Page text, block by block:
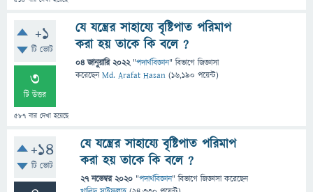
+1
টি ভোট
3
টি উত্তর
587 বার দেখা হয়েছে
যে যন্ত্রের সাহায্যে বৃষ্টিপাত পরিমাপ
করা হয় তাকে কি বলে ?
04 জানুয়ারি 2022 "পদার্থবিজ্ঞান" বিভাগে জিজ্ঞাসা
করেছেনMd. Arafat Hasan (16,190 পয়েন্ট)
+14
টি ভোট
যে যন্ত্রের সাহায্যে বৃষ্টিপাত পরিমাপ
করা হয় তাকে কি বলে ?
27 নভেম্বর 2020 "পদার্থবিজ্ঞান" বিভাগে জিজ্ঞাসাকরেছেন